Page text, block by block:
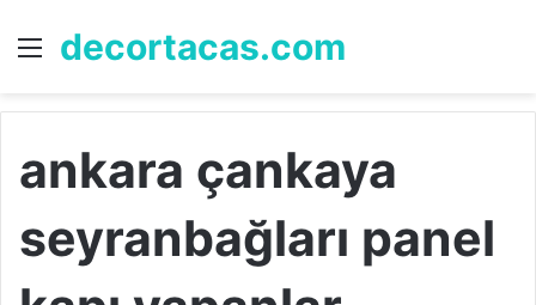
Menü
decortacas.com
...
ankara çankaya
seyranbağları panel